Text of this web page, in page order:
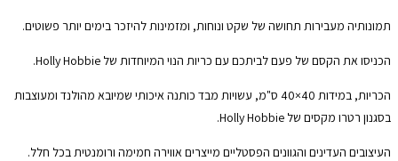
תמונותיה מעבירות תחושה של שקט ונוחות, ומזמינות להיזכר בימים יותר פשוטים.
הכניסו את הקסם של פעם לביתכם עם כריות הנוי המיוחדות של Holly Hobbie.
הכריות, במידות 40×40 ס"מ, עשויות מבד כותנה איכותי שמיובא מהולנד ומעוצבות
בסגנון רטרו מקסים של Holly Hobbie.
העיצובים העדינים והגוונים הפסטליים מייצרים אווירה חמימה ורומנטית בכל חלל.